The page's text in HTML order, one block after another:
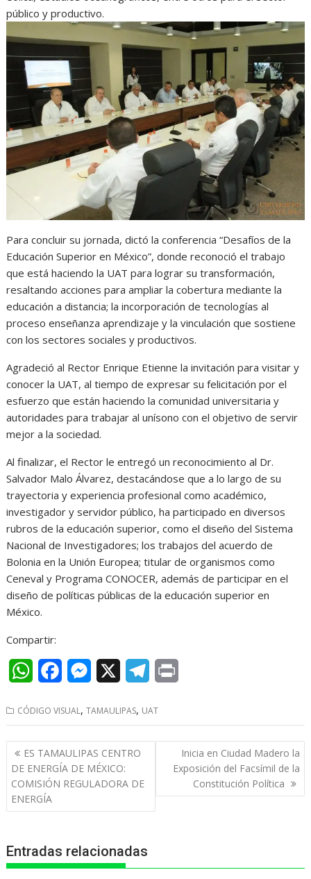
público y productivo.
Para concluir su jornada, dictó la conferencia “Desafíos de la
Educación Superior en México”, donde reconoció el trabajo
que está haciendo la UAT para lograr su transformación,
resaltando acciones para ampliar la cobertura mediante la
educación a distancia; la incorporación de tecnologías al
proceso enseñanza aprendizaje y la vinculación que sostiene
con los sectores sociales y productivos.
Agradeció al Rector Enrique Etienne la invitación para visitar y
conocer la UAT, al tiempo de expresar su felicitación por el
esfuerzo que están haciendo la comunidad universitaria y
autoridades para trabajar al unísono con el objetivo de servir
mejor a la sociedad.
Al finalizar, el Rector le entregó un reconocimiento al Dr.
Salvador Malo Álvarez, destacándose que a lo largo de su
trayectoria y experiencia profesional como académico,
investigador y servidor público, ha participado en diversos
rubros de la educación superior, como el diseño del Sistema
Nacional de Investigadores; los trabajos del acuerdo de
Bolonia en la Unión Europea; titular de organismos como
Ceneval y Programa CONOCER, además de participar en el
diseño de políticas públicas de la educación superior en
México.
Compartir:
W
a
t
s
A
p
c
e
b
o
o
M
s
s
e
n
g
r
l
e
a
n
t
CÓDIGO VISUAL,TAMAULIPAS, UAT
Navegación
de
entradas
ES TAMAULIPAS CENTRO
DE ENERGÍA DE MÉXICO:
COMISIÓN REGULADORA DE
ENERGÍA
Inicia en Ciudad Madero la
Exposición del Facsímil de la
Constitución Política
Entradas relacionadas